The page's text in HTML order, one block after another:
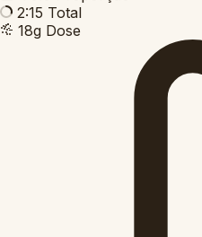
2:15 Total
18g Dose